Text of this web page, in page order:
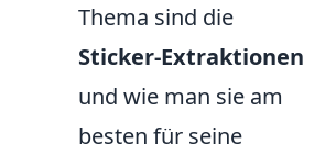
Thema sind die
Sticker-Extraktionen
und wie man sie am
besten für seine